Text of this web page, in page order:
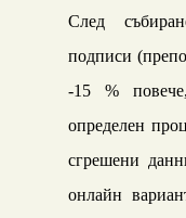
След
подписи
-15 %
определен
сгрешени
онлайн